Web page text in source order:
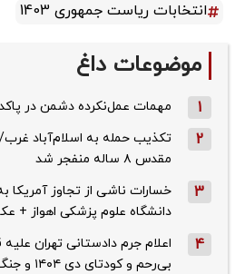
انتخابات ریاست جمهوری 1403
موضوعات داغ
1 مهمات عمل‌نکرده دشمن در
2
تکذیب حمله به اسلام‌آباد
مقدس ۸ ساله منفجر شد
3
خسارات ناشی از تجاوز آمریکا
دانشگاه علوم پزشکی اهواز +
4
اعلام جرم دادستانی تهران
بی‌رحم و کودتای دی‌ ۱۴۰۴ و جنگ رمضان